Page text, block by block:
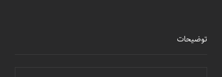
توضیحات